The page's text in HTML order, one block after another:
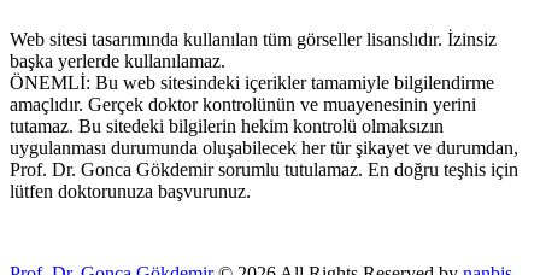
Web sitesi tasarımında kullanılan tüm görseller lisanslıdır. İzinsiz
başka yerlerde kullanılamaz.
ÖNEMLİ: Bu web sitesindeki içerikler tamamiyle bilgilendirme
amaçlıdır. Gerçek doktor kontrolünün ve muayenesinin yerini
tutamaz. Bu sitedeki bilgilerin hekim kontrolü olmaksızın
uygulanması durumunda oluşabilecek her tür şikayet ve durumdan,
Prof. Dr. Gonca Gökdemir sorumlu tutulamaz. En doğru teşhis için
lütfen doktorunuza başvurunuz.